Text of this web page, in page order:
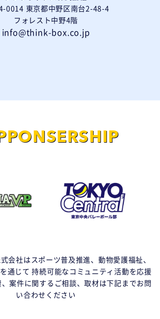
0014 東京都中野区南台2-48-4
フォレスト中野4階
info@think-box.co.jp
会社はスポーツ普及推進、動物愛護福祉、
通じて 持続可能なコミュニティ活動を応援
、案件に関するご相談、取材は下記までお問
い合わせください